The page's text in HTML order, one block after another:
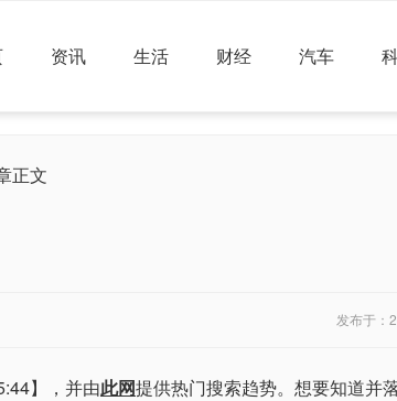
资讯 生活 财经 汽车
正文
发布于：
】，并由此网提供热门搜索趋势。想要知道并